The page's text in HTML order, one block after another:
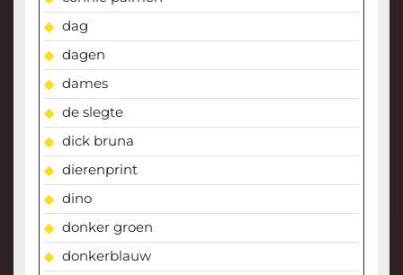
dag
dagen
dames
de slegte
dick bruna
dierenprint
dino
donker groen
donkerblauw